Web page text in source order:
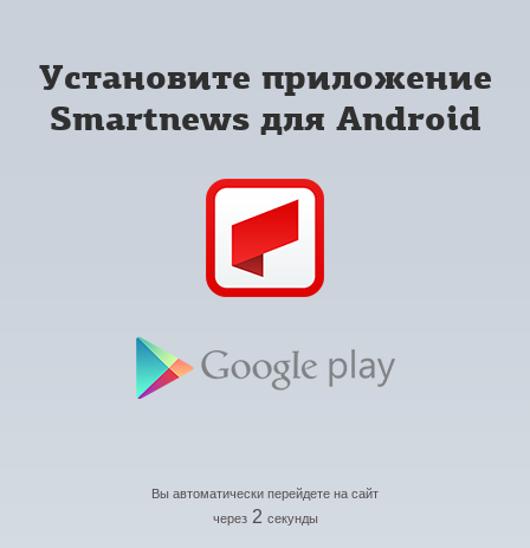
Установите приложение
Smartnews для Android
Вы автоматически перейдете на сайт
через 2 секунды